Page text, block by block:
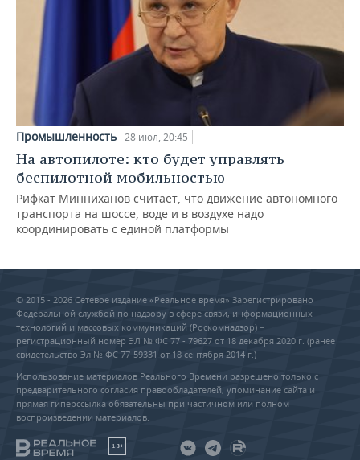
Промышленность 28 июл, 20:45
На автопилоте: кто будет управлять
беспилотной мобильностью
Рифкат Минниханов считает, что движение автономного
транспорта на шоссе, воде и в воздухе надо
координировать с единой платформы
© 2015 - 2026 Сетевое издание «Реальное время» Зарегистрировано
Федеральной службой по надзору в сфере связи, информационных
технологий и массовых коммуникаций (Роскомнадзор) –
регистрационный номер ЭЛ № ФС 77 - 79627 от 18 декабря 2020 г. (ранее
свидетельство Эл № ФС 77-59331 от 18 сентября 2014 г.)
Использование материалов Реального Времени разрешено только с
предварительного согласия правообладателей, упоминание сайта и
прямая гиперссылка обязательны при частичном или полном
воспроизведении материалов.
18+